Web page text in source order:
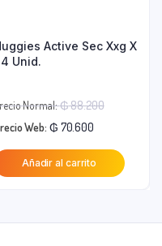
Active Sec Xxg X
Unid.
Normal:₲88.200El
original
era:
Web: ₲ 70.600
precio
actual
Añadir al carrito